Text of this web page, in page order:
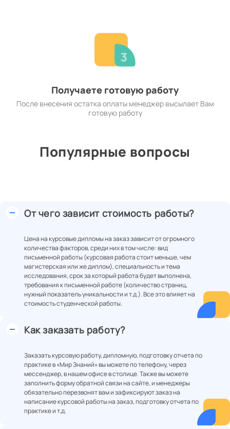
Получаете готовую работу
После внесения остатка оплаты менеджер высылает Вам
готовую работу
Популярные вопросы
От чего зависит стоимость работы?
Цена на курсовые дипломы на заказ зависит от огромного
количества факторов, среди них в том числе: вид
письменной работы (курсовая работа стоит меньше, чем
магистерская или же диплом), специальность и тема
исследования, срок за который работа будет выполнена,
требования к письменной работе (количество страниц,
нужный показатель уникальности и т.д.). Все это влияет на
стоимость студенческой работы.
Как заказать работу?
Заказать курсовую работу, дипломную, подготовку отчета по
практике в «Мир Знаний» вы можете по телефону, через
мессенджер, в нашем офисе в столице. Также вы можете
заполнить форму обратной связи на сайте, и менеджеры
обязательно перезвонят вам и зафиксируют заказ на
написание курсовой работы на заказ, подготовку отчета по
практике и т.д.